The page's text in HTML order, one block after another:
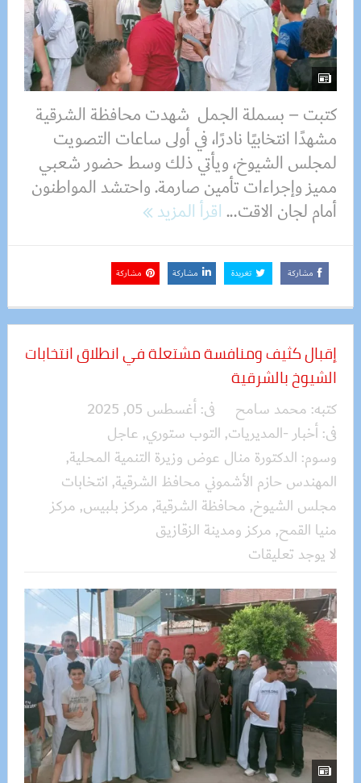
كتبت – بسملة الجمل شهدت محافظة الشرقية
مشهدًا انتخابيًا نادرًا، في أولى ساعات التصويت
لمجلس الشيوخ، ويأتي ذلك وسط حضور شعبي
مميز وإجراءات تأمين صارمة. واحتشد المواطنون
أمام لجان الاقت...اقرأ المزيد
مشاركة تغريدة مشاركة مشاركة
إقبال كثيف ومنافسة مشتعلة في انطلاق انتخابات
الشيوخ بالشرقية
كتبه: محمد سامح فى:أغسطس 05, 2025
فى:أخبار -المديريات, التوب ستوري, عاجل
وسوم: الدكتورة منال عوض وزيرة التنمية المحلية,
المهندس حازم الأشموني محافظ الشرقية, انتخابات
مجلس الشيوخ, محافظة الشرقية, مركز بلبيس, مركز
منيا القمح, مركز ومدينة الزقازيق
لا يوجد تعليقات